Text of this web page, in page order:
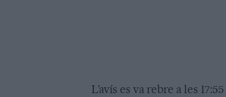
L’avís es va rebre a les